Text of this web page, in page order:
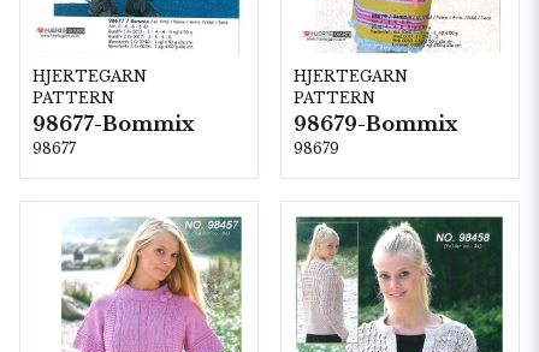
HJERTEGARN
PATTERN
98677-Bommix
98677
HJERTEGARN
PATTERN
98679-Bommix
98679